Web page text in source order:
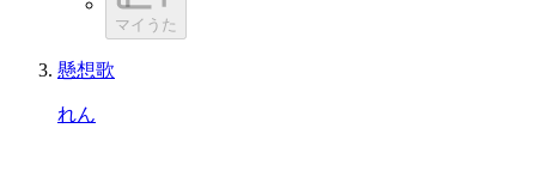
マイうた
懸想歌
れん